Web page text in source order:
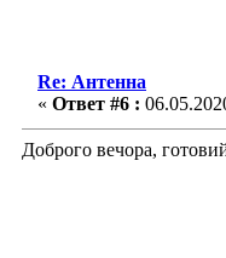
Re: Антенна
« Ответ #6 :
Доброго вечора,